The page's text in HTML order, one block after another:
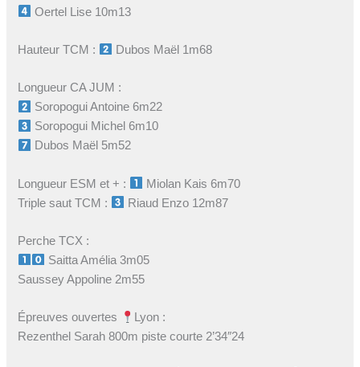
Oertel Lise 10m13
Hauteur TCM : Dubos Maël 1m68
Longueur CA JUM :
Soropogui Antoine 6m22
Soropogui Michel 6m10
Dubos Maël 5m52
Longueur ESM et + :
Miolan Kais 6m70
Triple saut TCM :
Riaud Enzo 12m87
Perche TCX :
Saitta Amélia 3m05
Saussey Appoline 2m55
Épreuves ouvertes
Lyon :
Rezenthel Sarah 800m piste courte 2’34″24